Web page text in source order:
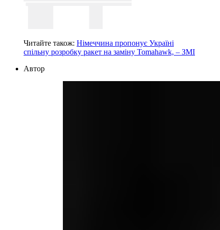
Читайте також: Німеччина пропонує Україні
спільну розробку ракет на заміну Tomahawk, – ЗМІ
Автор